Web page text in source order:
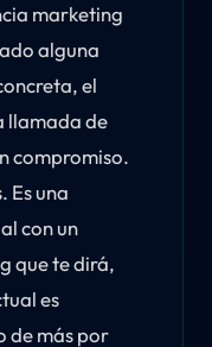
marketing
alguna
el
llamada de
compromiso.
Es una
con un
que te dirá,
es
de más por